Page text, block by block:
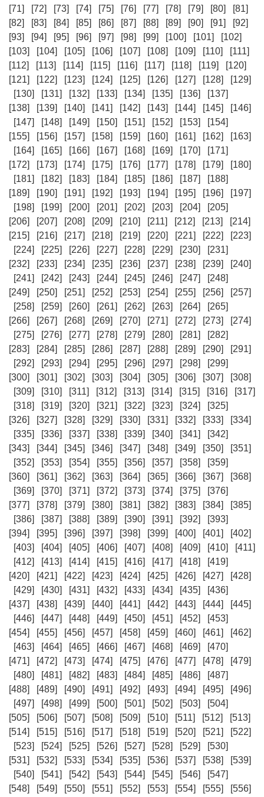
[71]
[72] [73] [74] [75] [76] [77] [78] [79] [80]
[81]
[82]
[83] [84] [85] [86] [87] [88] [89] [90] [91]
[92]
[93]
[94] [95] [96] [97] [98] [99] [100] [101]
[102]
[103]
[104] [105] [106] [107] [108] [109] [110]
[111]
[112]
[113] [114] [115] [116] [117] [118] [119]
[120]
[121]
[122] [123] [124] [125] [126] [127] [128]
[129]
[130]
[131] [132] [133] [134] [135] [136]
[137]
[138]
[139] [140] [141] [142] [143] [144] [145]
[146]
[147]
[148] [149] [150] [151] [152] [153]
[154]
[155]
[156] [157] [158] [159] [160] [161] [162]
[163]
[164]
[165] [166] [167] [168] [169] [170]
[171]
[172]
[173] [174] [175] [176] [177] [178] [179]
[180]
[181]
[182] [183] [184] [185] [186] [187]
[188]
[189]
[190] [191] [192] [193] [194] [195] [196]
[197]
[198]
[199] [200] [201] [202] [203] [204]
[205]
[206]
[207] [208] [209] [210] [211] [212] [213]
[214]
[215]
[216] [217] [218] [219] [220] [221] [222]
[223]
[224]
[225] [226] [227] [228] [229] [230]
[231]
[232]
[233] [234] [235] [236] [237] [238] [239]
[240]
[241]
[242] [243] [244] [245] [246] [247]
[248]
[249]
[250] [251] [252] [253] [254] [255] [256]
[257]
[258]
[259] [260] [261] [262] [263] [264]
[265]
[266]
[267] [268] [269] [270] [271] [272] [273]
[274]
[275]
[276] [277] [278] [279] [280] [281]
[282]
[283]
[284] [285] [286] [287] [288] [289] [290]
[291]
[292]
[293] [294] [295] [296] [297] [298]
[299]
[300]
[301] [302] [303] [304] [305] [306] [307]
[308]
[309]
[310] [311] [312] [313] [314] [315] [316]
[317]
[318]
[319] [320] [321] [322] [323] [324]
[325]
[326]
[327] [328] [329] [330] [331] [332] [333]
[334]
[335]
[336] [337] [338] [339] [340] [341]
[342]
[343]
[344] [345] [346] [347] [348] [349] [350]
[351]
[352]
[353] [354] [355] [356] [357] [358]
[359]
[360]
[361] [362] [363] [364] [365] [366] [367]
[368]
[369]
[370] [371] [372] [373] [374] [375]
[376]
[377]
[378] [379] [380] [381] [382] [383] [384]
[385]
[386]
[387] [388] [389] [390] [391] [392]
[393]
[394]
[395] [396] [397] [398] [399] [400] [401]
[402]
[403]
[404] [405] [406] [407] [408] [409] [410]
[411]
[412]
[413] [414] [415] [416] [417] [418]
[419]
[420]
[421] [422] [423] [424] [425] [426] [427]
[428]
[429]
[430] [431] [432] [433] [434] [435]
[436]
[437]
[438] [439] [440] [441] [442] [443] [444]
[445]
[446]
[447] [448] [449] [450] [451] [452]
[453]
[454]
[455] [456] [457] [458] [459] [460] [461]
[462]
[463]
[464] [465] [466] [467] [468] [469]
[470]
[471]
[472] [473] [474] [475] [476] [477] [478]
[479]
[480]
[481] [482] [483] [484] [485] [486]
[487]
[488]
[489] [490] [491] [492] [493] [494] [495]
[496]
[497]
[498] [499] [500] [501] [502] [503]
[504]
[505]
[506] [507] [508] [509] [510] [511] [512]
[513]
[514]
[515] [516] [517] [518] [519] [520] [521]
[522]
[523]
[524] [525] [526] [527] [528] [529]
[530]
[531]
[532] [533] [534] [535] [536] [537] [538]
[539]
[540]
[541] [542] [543] [544] [545] [546]
[547]
[548]
[549] [550] [551] [552] [553] [554] [555]
[556]